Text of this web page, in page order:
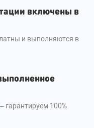
включены в
и выполняются в
гарантируем 100%